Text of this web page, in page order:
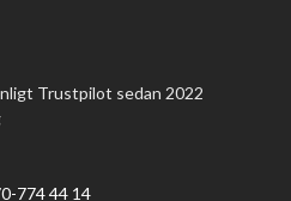
Trustpilot sedan 2022
774 44 14